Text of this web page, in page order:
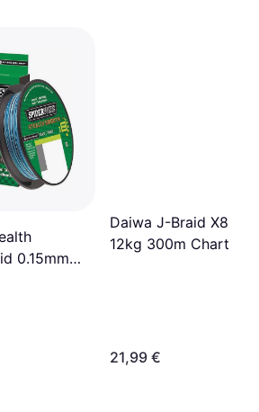
0.15mm
Daiwa J-Braid X8
12kg 300m
21,99 €